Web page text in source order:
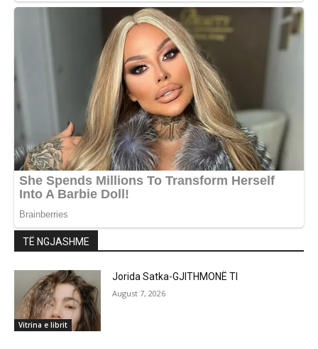
TË NGJASHME
Vitrina e librit
Jorida Satka-GJITHMONË TI
August 7, 2026